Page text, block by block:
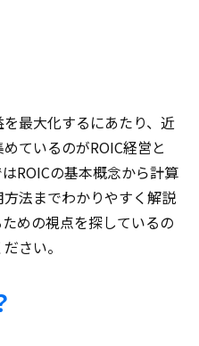
最大化するにあたり、近
ているのがROIC経営と
ROICの基本概念から計算
法までわかりやすく解説
めの視点を探しているの
さい。